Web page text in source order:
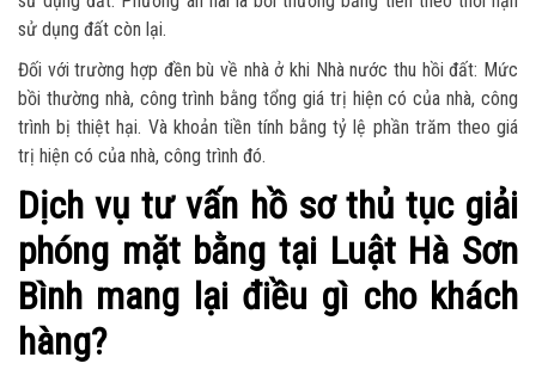
sử dụng đất còn lại.
Đối với trường hợp đền bù về nhà ở khi Nhà nước thu hồi đất: Mức
bồi thường nhà, công trình bằng tổng giá trị hiện có của nhà, công
trình bị thiệt hại. Và khoản tiền tính bằng tỷ lệ phần trăm theo giá
trị hiện có của nhà, công trình đó.
Dịch vụ tư vấn hồ sơ thủ tục giải
phóng mặt bằng tại Luật Hà Sơn
Bình mang lại điều gì cho khách
hàng?